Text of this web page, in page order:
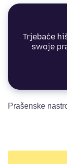
Trjebaće
swoje
Prašenske